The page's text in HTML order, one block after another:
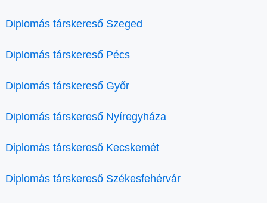
Diplomás társkereső Szeged
Diplomás társkereső Pécs
Diplomás társkereső Győr
Diplomás társkereső Nyíregyháza
Diplomás társkereső Kecskemét
Diplomás társkereső Székesfehérvár